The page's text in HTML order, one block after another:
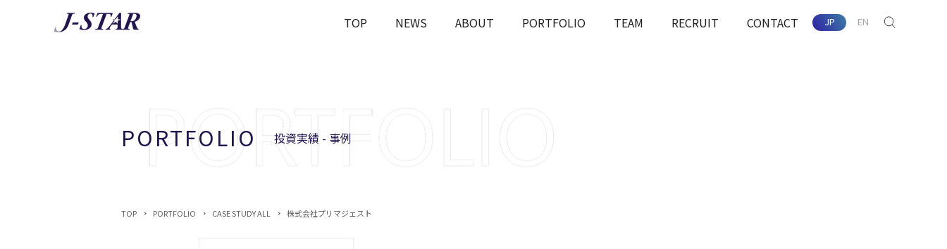
TOP NEWS ABOUT PORTFOLIO TEAM RECRUIT CONTACT JP EN
PORTFOLIO 投資実績 - 事例
TOP PORTFOLIO CASE STUDY ALL 株式会社プリマジェスト